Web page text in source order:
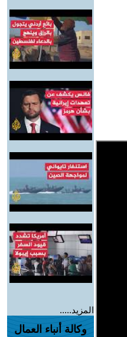
المزيد.....
وكالة أنباء العمال